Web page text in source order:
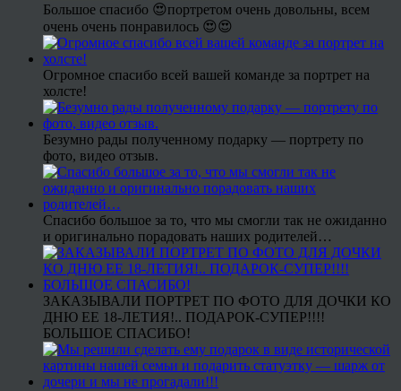
Большое спасибо 😍портретом очень довольны, всем
очень очень понравилось 😍😍
Огромное спасибо всей вашей команде за портрет на
холсте!
Безумно рады полученному подарку — портрету по
фото, видео отзыв.
Спасибо большое за то, что мы смогли так не ожиданно
и оригинально порадовать наших родителей…
ЗАКАЗЫВАЛИ ПОРТРЕТ ПО ФОТО ДЛЯ ДОЧКИ КО
ДНЮ ЕЕ 18-ЛЕТИЯ!.. ПОДАРОК-СУПЕР!!!!
БОЛЬШОЕ СПАСИБО!